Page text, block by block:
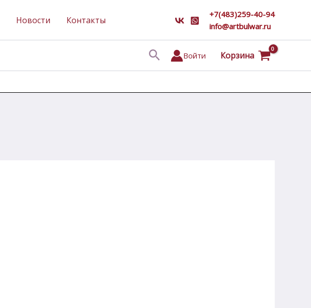
Новости Контакты
+7(483)259-40-94
info@artbulwar.ru
ПоискВойти Корзина